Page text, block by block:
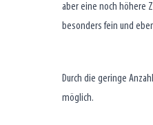
aber eine noch höhere
besonders fein und
Durch die geringe
möglich.